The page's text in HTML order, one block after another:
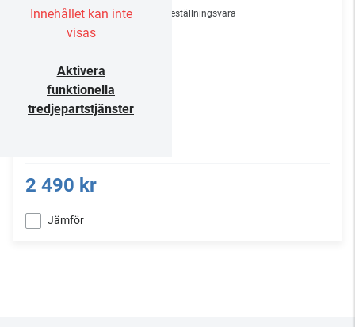
Innehållet kan inte
visas
Aktivera
funktionella
tredjepartstjänster
Beställningsvara
2 490 kr
Jämför